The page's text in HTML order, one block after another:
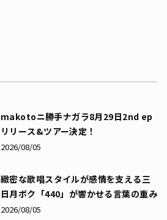
makotoニ勝手ナガラ8月29日2nd ep
リリース&ツアー決定！
2026/08/05
緻密な歌唱スタイルが感情を支える――三
日月ボク「440」が響かせる言葉の重み
2026/08/05